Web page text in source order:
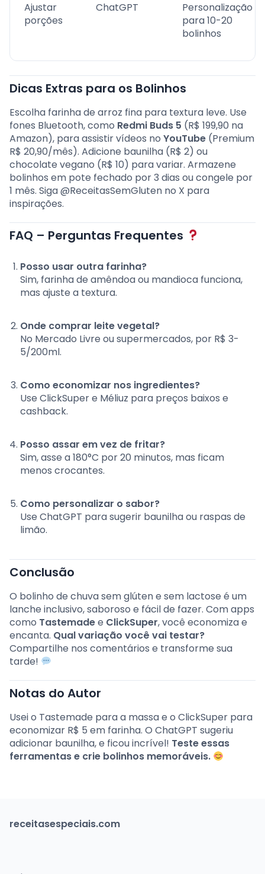
Ajustar
porções
ChatGPT
Personalização
para 10-20
bolinhos
Dicas Extras para os Bolinhos
Escolha farinha de arroz fina para textura leve. Use
fones Bluetooth, como Redmi Buds 5 (R$ 199,90 na
Amazon), para assistir vídeos no YouTube (Premium
R$ 20,90/mês). Adicione baunilha (R$ 2) ou
chocolate vegano (R$ 10) para variar. Armazene
bolinhos em pote fechado por 3 dias ou congele por
1 mês. Siga @ReceitasSemGluten no X para
inspirações.
FAQ – Perguntas Frequentes
Posso usar outra farinha?
Sim, farinha de amêndoa ou mandioca funciona,
mas ajuste a textura.
Onde comprar leite vegetal?
No Mercado Livre ou supermercados, por R$ 3-
5/200ml.
Como economizar nos ingredientes?
Use ClickSuper e Méliuz para preços baixos e
cashback.
Posso assar em vez de fritar?
Sim, asse a 180°C por 20 minutos, mas ficam
menos crocantes.
Como personalizar o sabor?
Use ChatGPT para sugerir baunilha ou raspas de
limão.
Conclusão
O bolinho de chuva sem glúten e sem lactose é um
lanche inclusivo, saboroso e fácil de fazer. Com apps
como Tastemadee ClickSuper, você economiza e
encanta. Qual variação você vai testar?
Compartilhe nos comentários e transforme sua
tarde!
Notas do Autor
Usei o Tastemade para a massa e o ClickSuper para
economizar R$ 5 em farinha. O ChatGPT sugeriu
adicionar baunilha, e ficou incrível! Teste essas
ferramentas e crie bolinhos memoráveis.
receitasespeciais.com